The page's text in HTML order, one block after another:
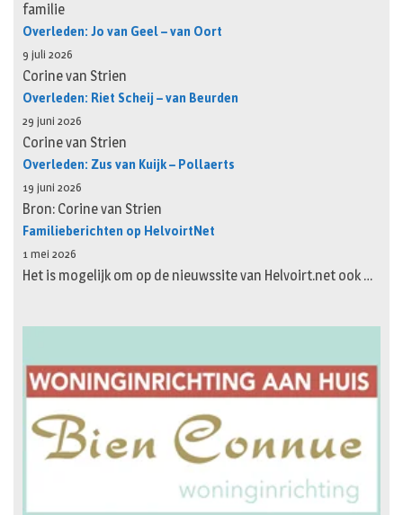
familie
Overleden: Jo van Geel – van Oort
9 juli 2026
Corine van Strien
Overleden: Riet Scheij – van Beurden
29 juni 2026
Corine van Strien
Overleden: Zus van Kuijk – Pollaerts
19 juni 2026
Bron: Corine van Strien
Familieberichten op HelvoirtNet
1 mei 2026
Het is mogelijk om op de nieuwssite van Helvoirt.net ook …